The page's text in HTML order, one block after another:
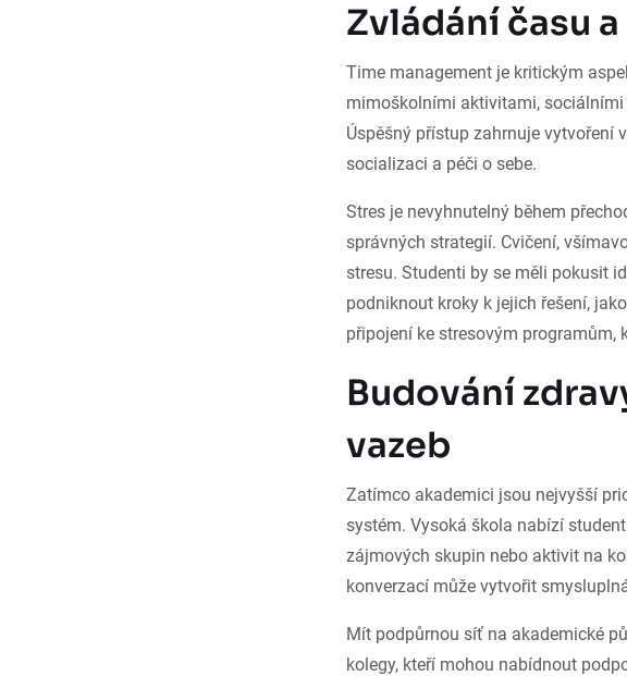
Zvládání času
Time management je kritickým
mimoškolními aktivitami,
Úspěšný přístup zahrnuje vytvoření
socializaci a péči o sebe.
Stres je nevyhnutelný během
správných strategií. Cvičení,
stresu. Studenti by se měli pokusit
podniknout kroky k jejich řešení,
připojení ke stresovým programům,
Budování
vazeb
Zatímco akademici jsou nejvyšší
systém. Vysoká škola nabízí
zájmových skupin nebo aktivit na
konverzací může vytvořit
Mít podpůrnou síť na akademické
kolegy, kteří mohou nabídnout